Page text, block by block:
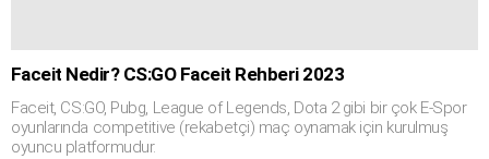
Faceit Nedir? CS:GO Faceit Rehberi 2023
Faceit, CS:GO, Pubg, League of Legends, Dota 2 gibi bir çok E-Spor
oyunlarında competitive (rekabetçi) maç oynamak için kurulmuş
oyuncu platformudur.